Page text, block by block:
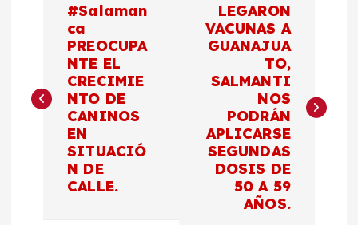
e
#Salaman
ca
PREOCUPA
NTE EL
CRECIMIE
NTO DE
CANINOS
EN
SITUACIÓ
N DE
CALLE.
LEGARON
VACUNAS A
GUANAJUA
TO,
SALMANTI
NOS
PODRÁN
APLICARSE
SEGUNDAS
DOSIS DE
50 A 59
AÑOS.